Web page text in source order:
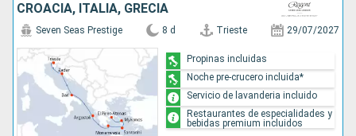
CROACIA, ITALIA, GRECIA
Seven Seas Prestige 8 d Trieste 29/07/2027
Propinas incluidas
Noche pre-crucero incluida*
Servicio de lavanderia incluido
Restaurantes de especialidades y
bebidas premium incluidos